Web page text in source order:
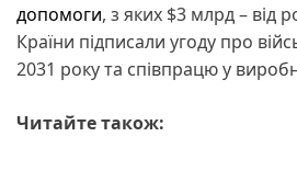
допомоги, з яких $3 млрд – від
Країни підписали угоду про
2031 року та співпрацю у
Читайте також: